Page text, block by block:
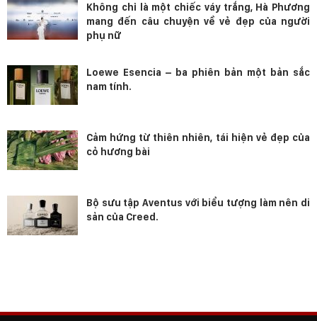
Không chỉ là một chiếc váy trắng, Hà Phương
mang đến câu chuyện về vẻ đẹp của người
phụ nữ
Loewe Esencia – ba phiên bản một bản sắc
nam tính.
Cảm hứng từ thiên nhiên, tái hiện vẻ đẹp của
cỏ hương bài
Bộ sưu tập Aventus với biểu tượng làm nên di
sản của Creed.